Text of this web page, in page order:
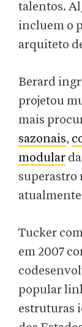
talentos.
incluem o
arquiteto
Berard
projetou
mais
sazonais,
modular
superastro
Tucker
em 2007
popular
estruturas